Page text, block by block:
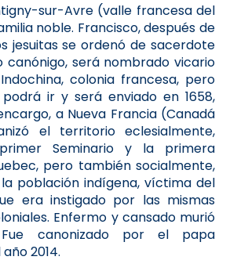
sur-Avre (valle francesa del
noble. Francisco, después de
jesuitas se ordenó de sacerdote
canónigo, será nombrado vicario
colonia francesa, pero
ir y será enviado en 1658,
a Nueva Francia (Canadá
el territorio eclesialmente,
Seminario y la primera
pero también socialmente,
población indígena, víctima del
era instigado por las mismas
Enfermo y cansado murió
canonizado por el papa
2014.